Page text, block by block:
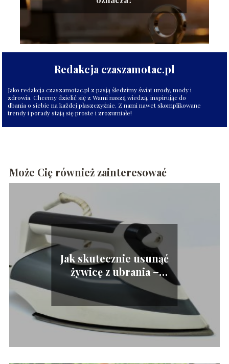
Redakcja czaszamotac.pl
Jako redakcja czaszamotac.pl z pasją śledzimy świat urody, mody i
zdrowia. Chcemy dzielić się z Wami naszą wiedzą, inspirując do
dbania o siebie na każdej płaszczyźnie. Z nami nawet skomplikowane
trendy i porady stają się proste i zrozumiałe!
Może Cię również zainteresować
Jak skutecznie usunąć
żywicę z ubrania –
praktyczne porady